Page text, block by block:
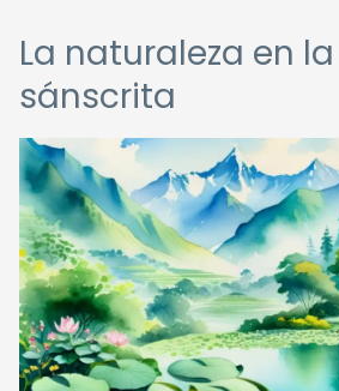
La naturaleza en
sánscrita